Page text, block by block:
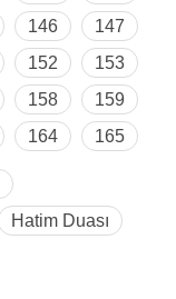
146
147
152
153
158
159
164 165
Hatim Duası